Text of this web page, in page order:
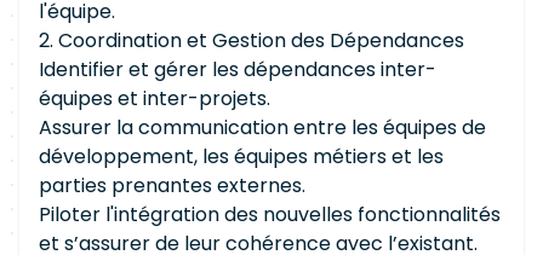
l'équipe.
2. Coordination et Gestion des Dépendances
Identifier et gérer les dépendances inter-
équipes et inter-projets.
Assurer la communication entre les équipes de
développement, les équipes métiers et les
parties prenantes externes.
Piloter l'intégration des nouvelles fonctionnalités
et s’assurer de leur cohérence avec l’existant.